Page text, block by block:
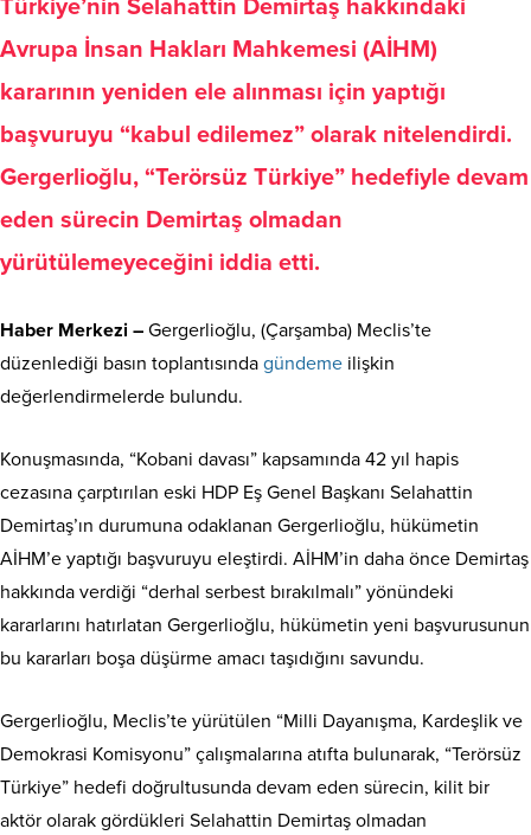
Türkiye’nin Selahattin Demirtaş hakkındaki
Avrupa İnsan Hakları Mahkemesi (AİHM)
kararının yeniden ele alınması için yaptığı
başvuruyu “kabul edilemez” olarak nitelendirdi.
Gergerlioğlu, “Terörsüz Türkiye” hedefiyle devam
eden sürecin Demirtaş olmadan
yürütülemeyeceğini iddia etti.
Haber Merkezi – Gergerlioğlu, (Çarşamba) Meclis’te
düzenlediği basın toplantısında gündeme ilişkin
değerlendirmelerde bulundu.
Konuşmasında, “Kobani davası” kapsamında 42 yıl hapis
cezasına çarptırılan eski HDP Eş Genel Başkanı Selahattin
Demirtaş’ın durumuna odaklanan Gergerlioğlu, hükümetin
AİHM’e yaptığı başvuruyu eleştirdi. AİHM’in daha önce Demirtaş
hakkında verdiği “derhal serbest bırakılmalı” yönündeki
kararlarını hatırlatan Gergerlioğlu, hükümetin yeni başvurusunun
bu kararları boşa düşürme amacı taşıdığını savundu.
Gergerlioğlu, Meclis’te yürütülen “Milli Dayanışma, Kardeşlik ve
Demokrasi Komisyonu” çalışmalarına atıfta bulunarak, “Terörsüz
Türkiye” hedefi doğrultusunda devam eden sürecin, kilit bir
aktör olarak gördükleri Selahattin Demirtaş olmadan